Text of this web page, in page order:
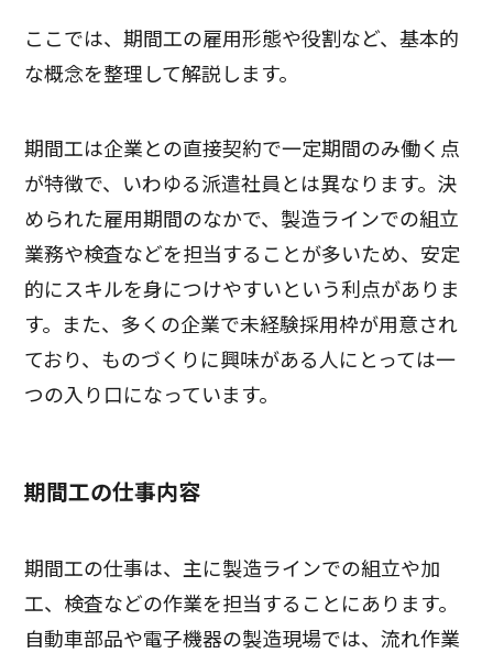
ここでは、期間工の雇用形態や役割など、基本的
な概念を整理して解説します。
期間工は企業との直接契約で一定期間のみ働く点
が特徴で、いわゆる派遣社員とは異なります。決
められた雇用期間のなかで、製造ラインでの組立
業務や検査などを担当することが多いため、安定
的にスキルを身につけやすいという利点がありま
す。また、多くの企業で未経験採用枠が用意され
ており、ものづくりに興味がある人にとっては一
つの入り口になっています。
期間工の仕事内容
期間工の仕事は、主に製造ラインでの組立や加
工、検査などの作業を担当することにあります。
自動車部品や電子機器の製造現場では、流れ作業